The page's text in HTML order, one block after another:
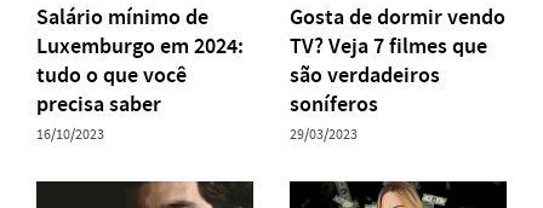
Salário mínimo de
Luxemburgo em 2024:
tudo o que você
precisa saber
16/10/2023
Gosta de dormir vendo
TV? Veja 7 filmes que
são verdadeiros
soníferos
29/03/2023